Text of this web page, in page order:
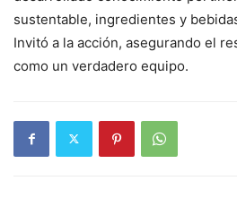
sustentable, ingredientes y
Invitó a la acción, asegurando el
como un verdadero equipo.